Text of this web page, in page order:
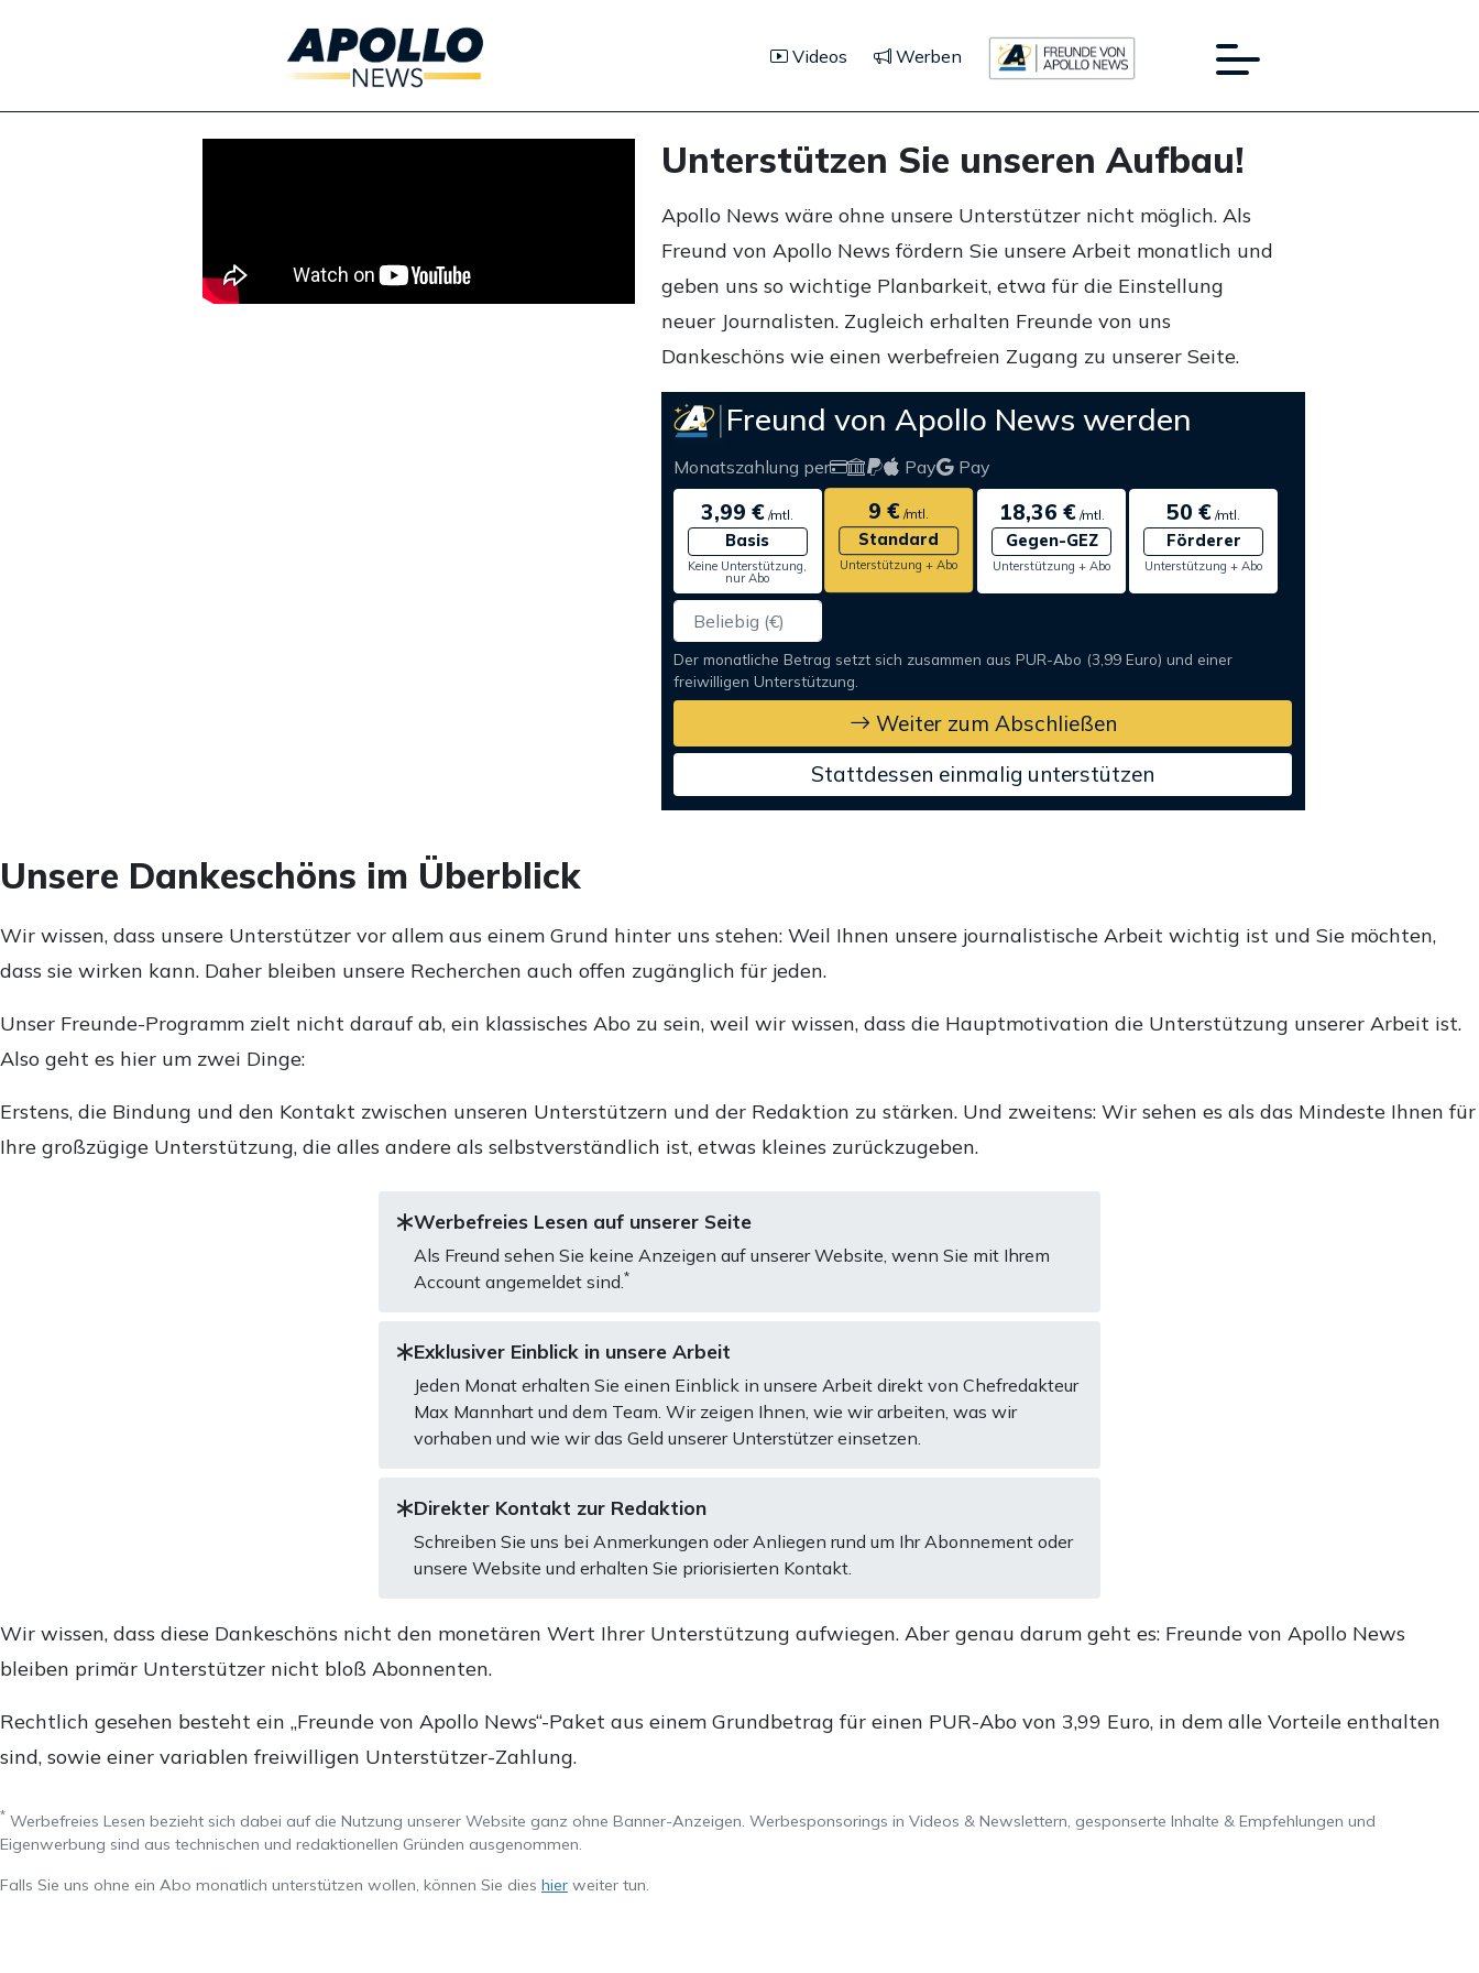
Videos Werben
Unterstützen Sie unseren Aufbau!
Apollo News wäre ohne unsere Unterstützer nicht möglich. Als
Freund von Apollo News fördern Sie unsere Arbeit monatlich und
geben uns so wichtige Planbarkeit, etwa für die Einstellung
neuer Journalisten. Zugleich erhalten Freunde von uns
Dankeschöns wie einen werbefreien Zugang zu unserer Seite.
Freund von Apollo News werden
Monatszahlung per Pay Pay
3,99 € /mtl.
Basis
Keine Unterstützung,
nur Abo
9 € /mtl.
Standard
Unterstützung + Abo
18,36 €/mtl.
Gegen-GEZ
Unterstützung + Abo
50 € /mtl.
Förderer
Unterstützung + Abo
Der monatliche Betrag setzt sich zusammen aus PUR-Abo (3,99 Euro) und einer
freiwilligen Unterstützung.
Weiter zum Abschließen
Stattdessen einmalig unterstützen
Unsere Dankeschöns im Überblick
Wir wissen, dass unsere Unterstützer vor allem aus einem Grund hinter uns stehen: Weil Ihnen unsere journalistische Arbeit wichtig ist und Sie möchten,
dass sie wirken kann. Daher bleiben unsere Recherchen auch offen zugänglich für jeden.
Unser Freunde-Programm zielt nicht darauf ab, ein klassisches Abo zu sein, weil wir wissen, dass die Hauptmotivation die Unterstützung unserer Arbeit ist.
Also geht es hier um zwei Dinge:
Erstens, die Bindung und den Kontakt zwischen unseren Unterstützern und der Redaktion zu stärken. Und zweitens: Wir sehen es als das Mindeste Ihnen für
Ihre großzügige Unterstützung, die alles andere als selbstverständlich ist, etwas kleines zurückzugeben.
Werbefreies Lesen auf unserer Seite
Als Freund sehen Sie keine Anzeigen auf unserer Website, wenn Sie mit Ihrem
Account angemeldet sind. *
Exklusiver Einblick in unsere Arbeit
Jeden Monat erhalten Sie einen Einblick in unsere Arbeit direkt von Chefredakteur
Max Mannhart und dem Team. Wir zeigen Ihnen, wie wir arbeiten, was wir
vorhaben und wie wir das Geld unserer Unterstützer einsetzen.
Direkter Kontakt zur Redaktion
Schreiben Sie uns bei Anmerkungen oder Anliegen rund um Ihr Abonnement oder
unsere Website und erhalten Sie priorisierten Kontakt.
Wir wissen, dass diese Dankeschöns nicht den monetären Wert Ihrer Unterstützung aufwiegen. Aber genau darum geht es: Freunde von Apollo News
bleiben primär Unterstützer nicht bloß Abonnenten.
Rechtlich gesehen besteht ein „Freunde von Apollo News“-Paket aus einem Grundbetrag für einen PUR-Abo von 3,99 Euro, in dem alle Vorteile enthalten
sind, sowie einer variablen freiwilligen Unterstützer-Zahlung.
* Werbefreies Lesen bezieht sich dabei auf die Nutzung unserer Website ganz ohne Banner-Anzeigen. Werbesponsorings in Videos & Newslettern, gesponserte Inhalte & Empfehlungen und
Eigenwerbung sind aus technischen und redaktionellen Gründen ausgenommen.
Falls Sie uns ohne ein Abo monatlich unterstützen wollen, können Sie dies hier weiter tun.